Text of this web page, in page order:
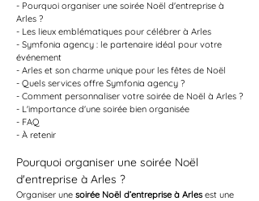
- Pourquoi organiser une soirée Noël d'entreprise à
Arles ?
- Les lieux emblématiques pour célébrer à Arles
- Symfonia agency : le partenaire idéal pour votre
événement
- Arles et son charme unique pour les fêtes de Noël
- Quels services offre Symfonia agency ?
- Comment personnaliser votre soirée de Noël à Arles ?
- L'importance d'une soirée bien organisée
- FAQ
- À retenir
Pourquoi organiser une soirée Noël
d'entreprise à Arles ?
Organiser une soirée Noël d’entreprise à Arles est une